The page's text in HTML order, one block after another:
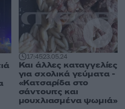
17:4523.05.24
Και άλλες καταγγελίες
για σχολικά γεύματα -
«Κατσαρίδα στο
σάντουιτς και
μουχλιασμένα ψωμιά»